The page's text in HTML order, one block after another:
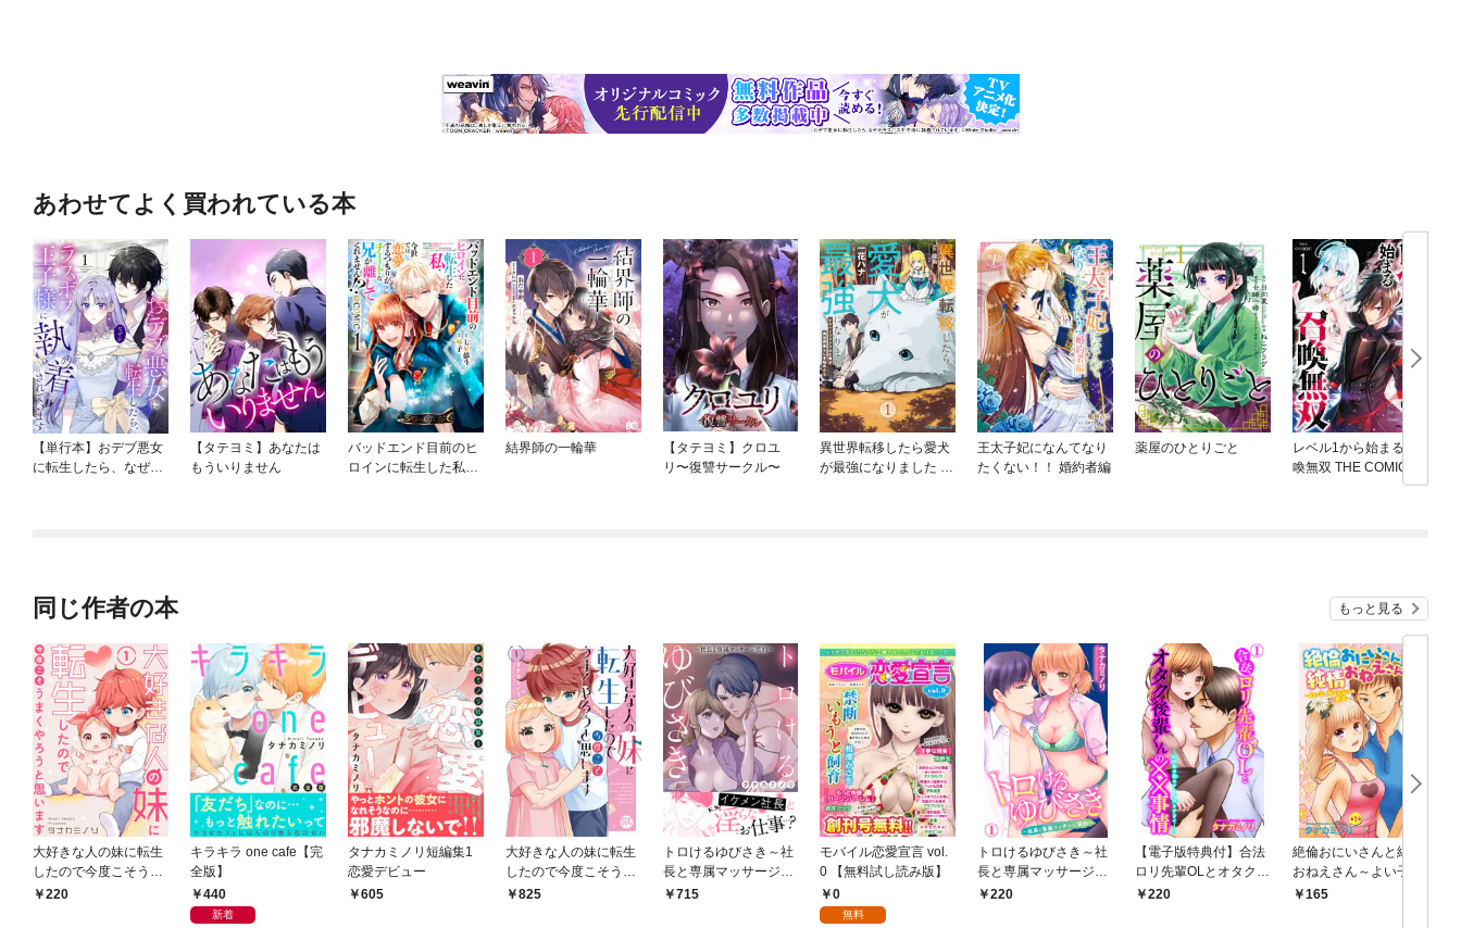
あわせてよく買われている本
【単行本】おデブ悪女
に転生したら、なぜか
【タテヨミ】あなたは
もういりません
バッドエンド目前のヒ
ロインに転生した私、
結界師の一輪華
【タテヨミ】クロユ
リ〜復讐サークル〜
異世界転移したら愛犬
が最強になりました ～
王太子妃になんてなり
たくない！！ 婚約者編
薬屋のひとりごと
レベル1から始まる召
喚無双 THE COMIC
同じ作者の本 もっと見る
大好きな人の妹に転生
したので今度こそうま
くやろうと思います 1
220
キラキラ one cafe【完
全版】
440
新着
タナカミノリ短編集1
恋愛デビュー
605
大好きな人の妹に転生
したので今度こそうま
くやろうと思います
825
トロけるゆびさき～社
長と専属マッサージ契
約～【電子単行本版】
715
モバイル恋愛宣言 vol.
0 【無料試し読み版】
0
無料
トロけるゆびさき～社
長と専属マッサージ契
約～ 1
220
【電子版特典付】合法
ロリ先輩OLとオタク後
輩くんの××事情～40c
220
絶倫おにいさんと純情
おねえさん～よい子の
皆にヒミツの関係～ 1
165